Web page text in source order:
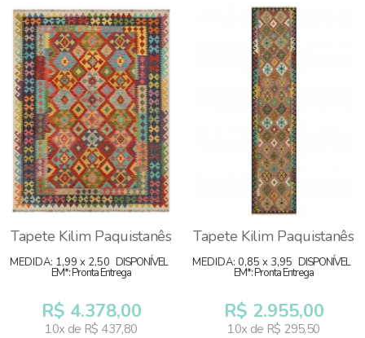
Tapete Kilim Paquistanês
MEDIDA: 1,99 x 2,50 DISPONÍVEL
EM*: Pronta Entrega
R$ 4.378,00
10x de R$ 437,80
Tapete Kilim Paquistanês
MEDIDA: 0,85 x 3,95 DISPONÍVEL
EM*: Pronta Entrega
R$ 2.955,00
10x de R$ 295,50